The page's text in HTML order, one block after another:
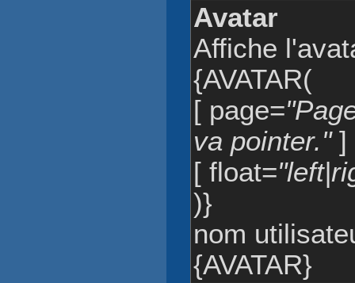
Avatar
Affiche
{AVATAR(
[ page=
va pointer."]
[ float=
)}
nom
{AVATAR}